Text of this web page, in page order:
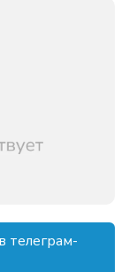
телеграм-